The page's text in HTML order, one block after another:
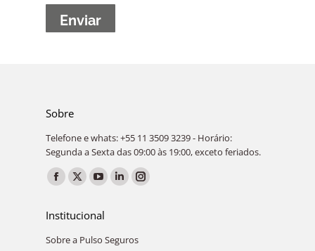
Sobre
Telefone e whats: +55 11 3509 3239 - Horário:
Segunda a Sexta das 09:00 às 19:00, exceto feriados.
Encontre-nos em:
Facebook
opens
in
X
opens
in
YouTube
opens
in
Linkedin
in
Instagram
Institucional
Sobre a Pulso Seguros